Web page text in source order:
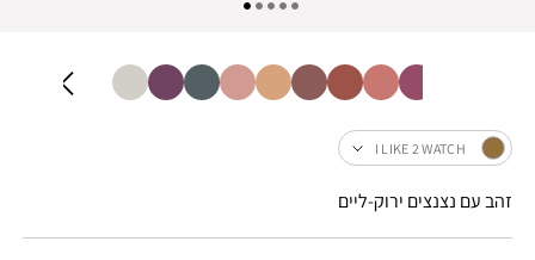
I LIKE 2 WATCH
זהב עם נצנצים ירוק-ליים